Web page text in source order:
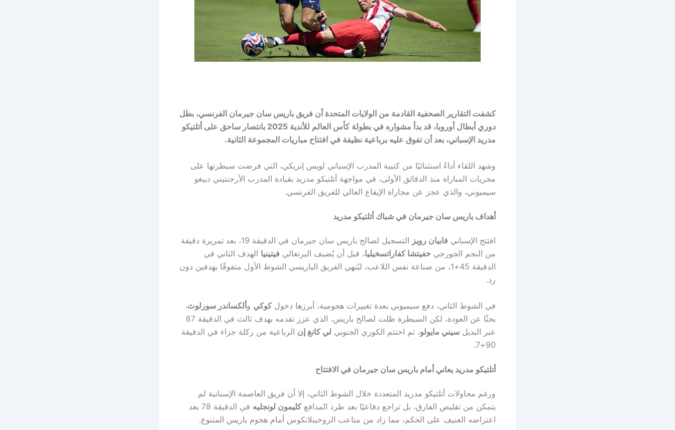
كشفت التقارير الصحفية القادمة من الولايات المتحدة أن فريق باريس سان جيرمان الفرنسي، بطل
دوري أبطال أوروبا، قد بدأ مشواره في بطولة كأس العالم للأندية 2025 بانتصار ساحق على أتلتيكو
مدريد الإسباني، بعد أن تفوق عليه برباعية نظيفة في افتتاح مباريات المجموعة الثانية.
وشهد اللقاء أداءً استثنائيًا من كتيبة المدرب الإسباني لويس إنريكي، التي فرضت سيطرتها على
مجريات المباراة منذ الدقائق الأولى، في مواجهة أتلتيكو مدريد بقيادة المدرب الأرجنتيني دييغو
سيميوني، والذي عجز عن مجاراة الإيقاع العالي للفريق الفرنسي.
أهداف باريس سان جيرمان في شباك أتلتيكو مدريد
افتتح الإسباني فابيان رويز
التسجيل لصالح باريس سان جيرمان في الدقيقة 19، بعد تمريرة دقيقة
من النجم الجورجي خفيتشا كفاراتسخيليا، قبل أن يُضيف البرتغالي فيتينيا الهدف الثاني في
الدقيقة 45+1، من صناعة نفس اللاعب، ليُنهي الفريق الباريسي الشوط الأول متفوقًا بهدفين دون
رد.
في الشوط الثاني، دفع سيميوني بعدة تغييرات هجومية، أبرزها دخولكوكي وألكساندر سورلوث،
بحثًا عن العودة، لكن السيطرة ظلت لصالح باريس، الذي عزز تقدمه بهدف ثالث في الدقيقة 87
عبر البديل سيني مايولو، ثم اختتم الكوري الجنوبي لي كانغ إن الرباعية من ركلة جزاء في الدقيقة
90+7.
أتلتيكو مدريد يعاني أمام باريس سان جيرمان في الافتتاح
ورغم محاولات أتلتيكو مدريد المتعددة خلال الشوط الثاني، إلا أن فريق العاصمة الإسبانية لم
يتمكن من تقليص الفارق، بل تراجع دفاعيًا بعد طرد المدافعكليمون لونجليه
في الدقيقة 78 بعد
اعتراضه العنيف على الحكم، مما زاد من متاعب الروخيبلانكوس أمام هجوم باريس المتنوع.